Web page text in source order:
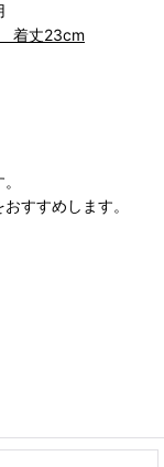
着丈23cm
すすめします。